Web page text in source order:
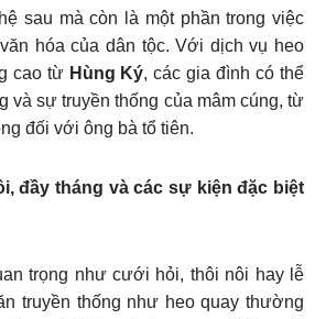
sau mà còn là một phần trong việc
hóa của dân tộc. Với dịch vụ heo
cao từ Hùng Ký, các gia đình có thể
và sự truyền thống của mâm cúng, từ
đối với ông bà tổ tiên.
đầy tháng và các sự kiện đặc biệt
trọng như cưới hỏi, thôi nôi hay lễ
truyền thống như heo quay thường